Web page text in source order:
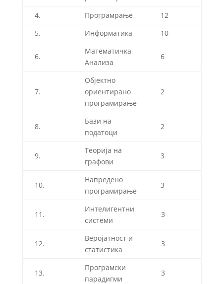
4. Програмрање
12
5.
Информатика 10
6.
Математичка
Анализа
6
7.
Објектно
ориентирано
програмирање
2
8.
Бази на
податоци
2
9.
Теорија на
графови
3
10.
Напредено
програмирање
3
11.
Интелигентни
системи
3
12.
Веројатност и
статистика
3
13.
Програмски
парадигми
3